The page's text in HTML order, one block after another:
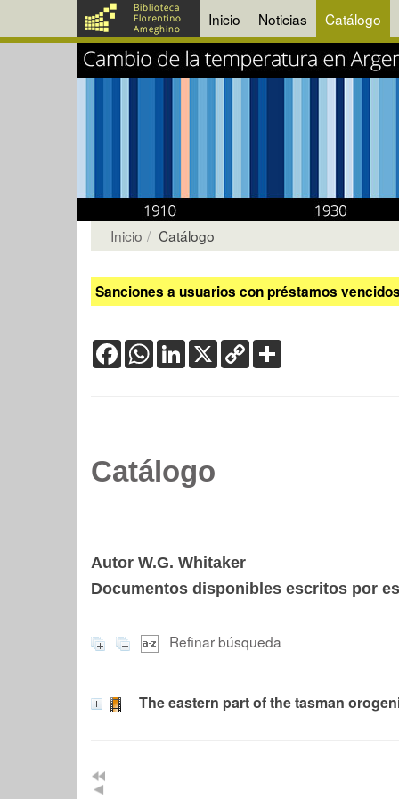
Inicio Noticias Catálogo
Inicio Catálogo
Sanciones a usuarios con préstamos
FacebookWhatsApp
LinkedIn
X Copy
Link
Catálogo
Autor W.G. Whitaker
Documentos disponibles escritos por
Refinar búsqueda
The eastern part of the tasman